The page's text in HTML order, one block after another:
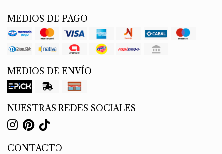
MEDIOS DE PAGO
MEDIOS DE ENVÍO
NUESTRAS REDES SOCIALES
CONTACTO